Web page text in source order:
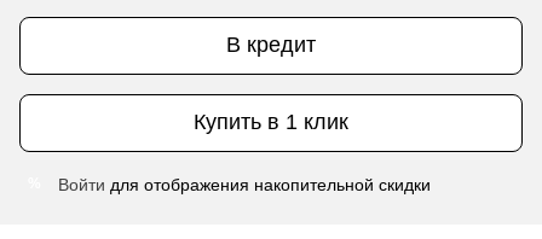
В кредит
Купить в 1 клик
Войти для отображения накопительной скидки